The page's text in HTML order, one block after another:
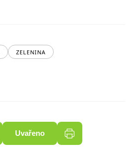
ZELENINA
Uvařeno